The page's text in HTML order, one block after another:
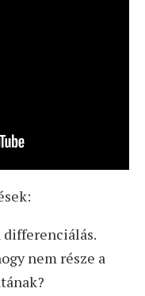
differenciálás.
nem része a